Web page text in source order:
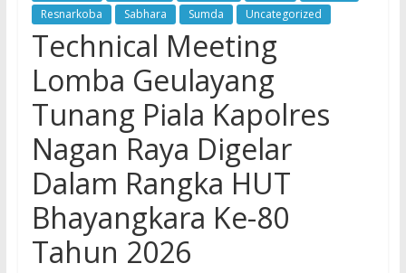
Resnarkoba
Sabhara Sumda Uncategorized
Technical Meeting
Lomba Geulayang
Tunang Piala Kapolres
Nagan Raya Digelar
Dalam Rangka HUT
Bhayangkara Ke-80
Tahun 2026